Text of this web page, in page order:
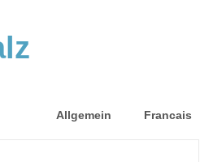
Allgemein Francais